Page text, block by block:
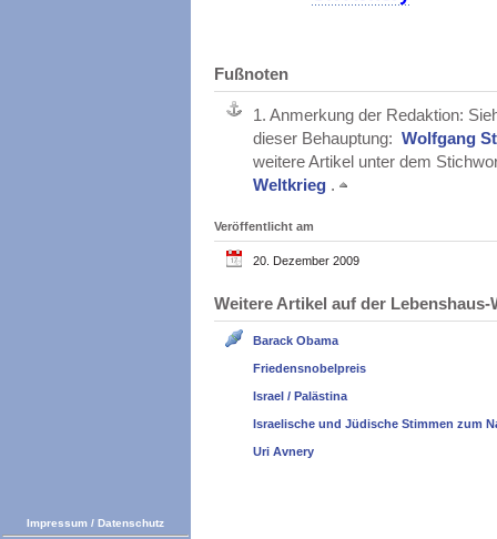
Fußnoten
1. Anmerkung der Redaktion:
dieser Behauptung: Wolfgang
weitere Artikel unter dem
Weltkrieg .
Veröffentlicht am
20. Dezember 2009
Weitere Artikel auf der
Barack Obama
Friedensnobelpreis
Israel / Palästina
Israelische und Jüdische Stimmen zum
Uri Avnery
Impressum / Datenschutz